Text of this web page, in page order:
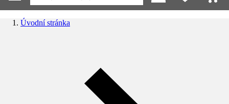
Úvodní stránka